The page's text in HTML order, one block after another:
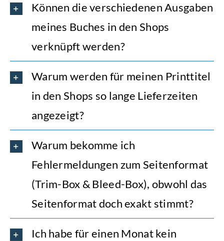
Können die verschiedenen Ausgaben
meines Buches in den Shops
verknüpft werden?
Warum werden für meinen Printtitel
in den Shops so lange Lieferzeiten
angezeigt?
Warum bekomme ich
Fehlermeldungen zum Seitenformat
(Trim-Box & Bleed-Box), obwohl das
Seitenformat doch exakt stimmt?
Ich habe für einen Monat kein